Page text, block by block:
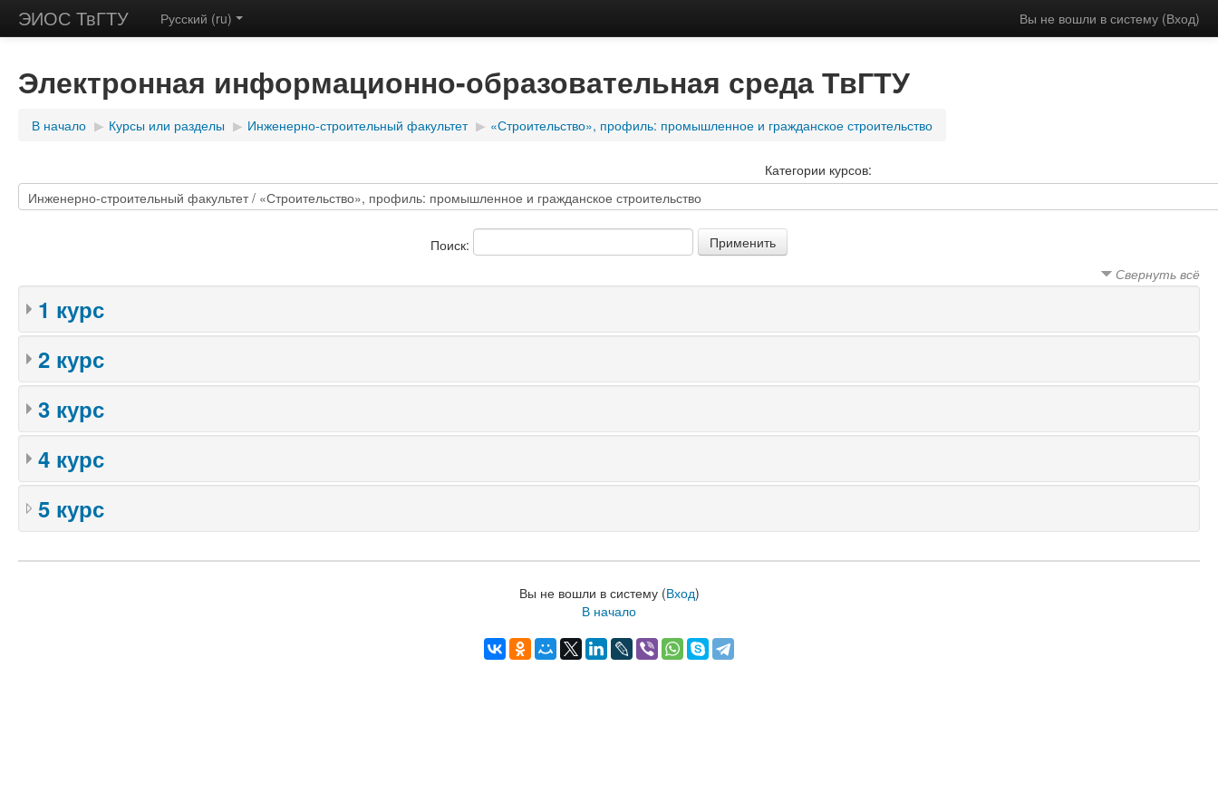
ЭИОС ТвГТУ Вы не вошли в систему (Вход)
Русский (ru)
Электронная информационно-образовательная среда ТвГТУ
В начало ▶ Курсы или разделы ▶ Инженерно-строительный факультет ▶ «Строительство», профиль: промышленное и гражданское строительство
Категории курсов:
Поиск:
Свернуть всё
1 курс
2 курс
3 курс
4 курс
5 курс
Вы не вошли в систему (Вход)
В начало